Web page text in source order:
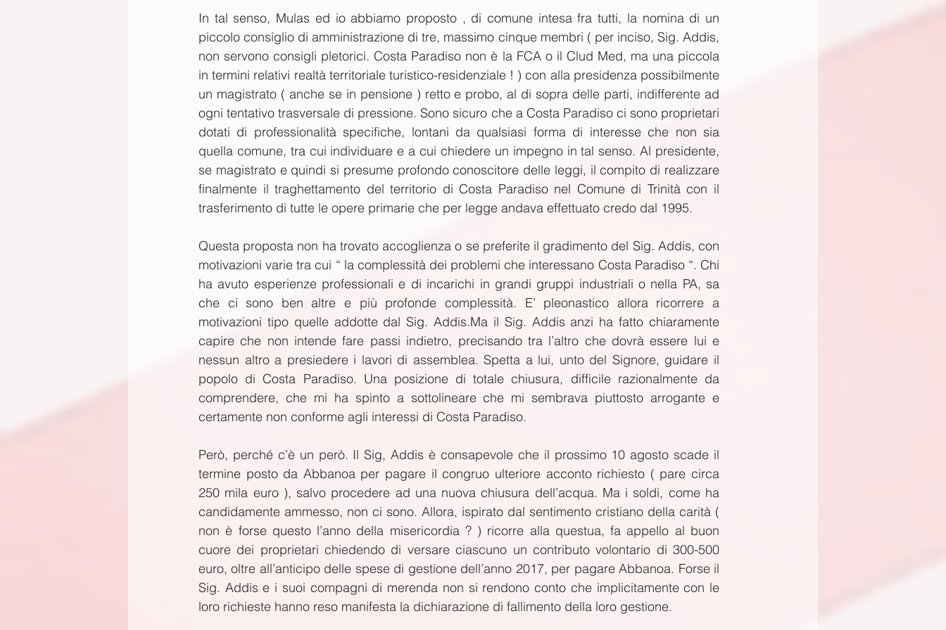
In tal senso, Mulas ed io abbiamo proposto , di comune intesa fra tutti, la nomina di un
piccolo consiglio di amministrazione di tre, massimo cinque membri ( per inciso, Sig. Addis,
non servono consigli pletorici. Costa Paradiso non è la FCA o il Clud Med, ma una piccola
in termini relativi realtà territoriale turistico-residenziale ! ) con alla presidenza possibilmente
un magistrato ( anche se in pensione ) retto e probo, al di sopra delle parti, indifferente ad
ogni tentativo trasversale di pressione. Sono sicuro che a Costa Paradiso ci sono proprietari
dotati di professionalità specifiche, lontani da qualsiasi forma di interesse che non sia
quella comune, tra cui individuare e a cui chiedere un impegno in tal senso. Al presidente,
se magistrato e quindi si presume profondo conoscitore delle leggi, il compito di realizzare
finalmente il traghettamento del territorio di Costa Paradiso nel Comune di Trinità con il
trasferimento di tutte le opere primarie che per legge andava effettuato credo dal 1995.
Questa proposta non ha trovato accoglienza o se preferite il gradimento del Sig. Addis, con
motivazioni varie tra cui “ la complessità dei problemi che interessano Costa Paradiso “. Chi
ha avuto esperienze professionali e di incarichi in grandi gruppi industriali o nella PA, sa
che ci sono ben altre e più profonde complessità. E’ pleonastico allora ricorrere a
motivazioni tipo quelle addotte dal Sig. Addis.Ma il Sig. Addis anzi ha fatto chiaramente
capire che non intende fare passi indietro, precisando tra l’altro che dovrà essere lui e
nessun altro a presiedere i lavori di assemblea. Spetta a lui, unto del Signore, guidare il
popolo di Costa Paradiso. Una posizione di totale chiusura, difficile razionalmente da
comprendere, che mi ha spinto a sottolineare che mi sembrava piuttosto arrogante e
certamente non conforme agli interessi di Costa Paradiso.
Però, perché c’è un però. Il Sig, Addis è consapevole che il prossimo 10 agosto scade il
termine posto da Abbanoa per pagare il congruo ulteriore acconto richiesto ( pare circa
250 mila euro ), salvo procedere ad una nuova chiusura dell’acqua. Ma i soldi, come ha
candidamente ammesso, non ci sono. Allora, ispirato dal sentimento cristiano della carità (
non è forse questo l’anno della misericordia ? ) ricorre alla questua, fa appello al buon
cuore dei proprietari chiedendo di versare ciascuno un contributo volontario di 300-500
euro, oltre all’anticipo delle spese di gestione dell’anno 2017, per pagare Abbanoa. Forse il
Sig. Addis e i suoi compagni di merenda non si rendono conto che implicitamente con le
loro richieste hanno reso manifesta la dichiarazione di fallimento della loro gestione.